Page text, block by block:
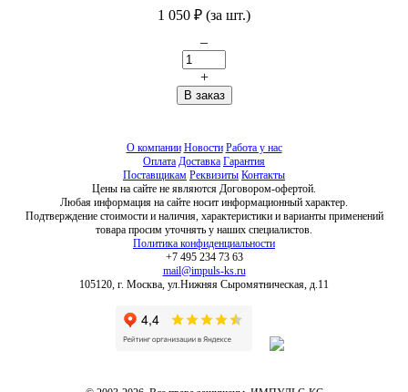
1 050 ₽ (за шт.)
–
+
О компании Новости Работа у нас
Оплата Доставка Гарантия
Поставщикам Реквизиты Контакты
Цены на сайте не являются Договором-офертой.
Любая информация на сайте носит информационный характер.
Подтверждение стоимости и наличия, характеристики и варианты применений
товара просим уточнять у наших специалистов.
Политика конфиденциальности
+7 495 234 73 63
mail@impuls-ks.ru
105120, г. Москва, ул.Нижняя Сыромятническая, д.11